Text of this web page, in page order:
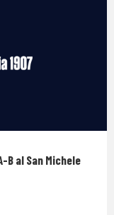
B al San Michele